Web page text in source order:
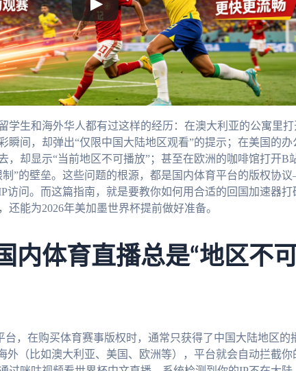
学生和海外华人都有过这样的经历：在澳大利亚的公寓里
瞬间，却弹出“仅限中国大陆地区观看”的提示；在美国的办
，却显示“当前地区不可播放”；甚至在欧洲的咖啡馆打开B
制”的壁垒。这些问题的根源，都是国内体育平台的版权协
访问。而这篇指南，就是要教你如何用合适的回国加速器打
能为2026年美加墨世界杯提前做好准备。
内体育直播总是“地区不
，在购买体育赛事版权时，通常只获得了中国大陆地区的
外（比如澳大利亚、美国、欧洲等），平台就会自动拦截你